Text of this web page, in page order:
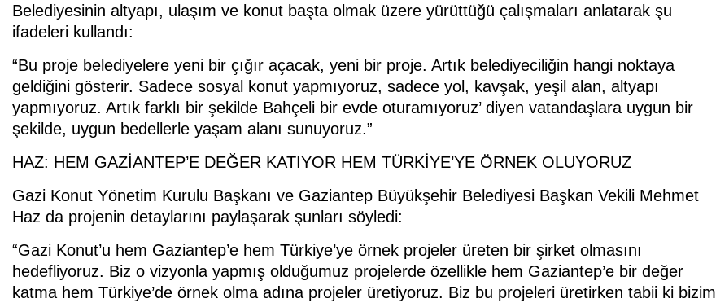
Belediyesinin altyapı, ulaşım ve konut başta olmak üzere yürüttüğü çalışmaları anlatarak şu
ifadeleri kullandı:
“Bu proje belediyelere yeni bir çığır açacak, yeni bir proje. Artık belediyeciliğin hangi noktaya
geldiğini gösterir. Sadece sosyal konut yapmıyoruz, sadece yol, kavşak, yeşil alan, altyapı
yapmıyoruz. Artık farklı bir şekilde Bahçeli bir evde oturamıyoruz’ diyen vatandaşlara uygun bir
şekilde, uygun bedellerle yaşam alanı sunuyoruz.”
HAZ: HEM GAZİANTEP’E DEĞER KATIYOR HEM TÜRKİYE’YE ÖRNEK OLUYORUZ
Gazi Konut Yönetim Kurulu Başkanı ve Gaziantep Büyükşehir Belediyesi Başkan Vekili Mehmet
Haz da projenin detaylarını paylaşarak şunları söyledi:
“Gazi Konut’u hem Gaziantep’e hem Türkiye’ye örnek projeler üreten bir şirket olmasını
hedefliyoruz. Biz o vizyonla yapmış olduğumuz projelerde özellikle hem Gaziantep’e bir değer
katma hem Türkiye’de örnek olma adına projeler üretiyoruz. Biz bu projeleri üretirken tabii ki bizim